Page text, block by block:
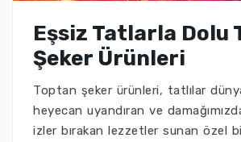
Eşsiz Tatlarla Dolu
Şeker Ürünleri
Toptan şeker ürünleri, tatlılar
heyecan uyandıran ve
izler bırakan lezzetler sunan özel